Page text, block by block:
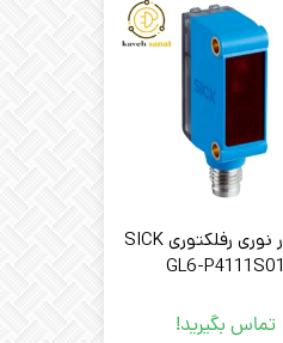
سنسور نوری رفلکتوری SICK
GL6-P4111S01
تماس بگیرید!